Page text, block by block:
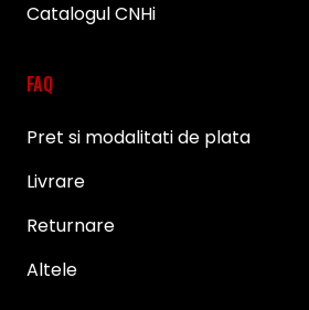
Catalogul CNHi
FAQ
Pret si modalitati de plata
Livrare
Returnare
Altele